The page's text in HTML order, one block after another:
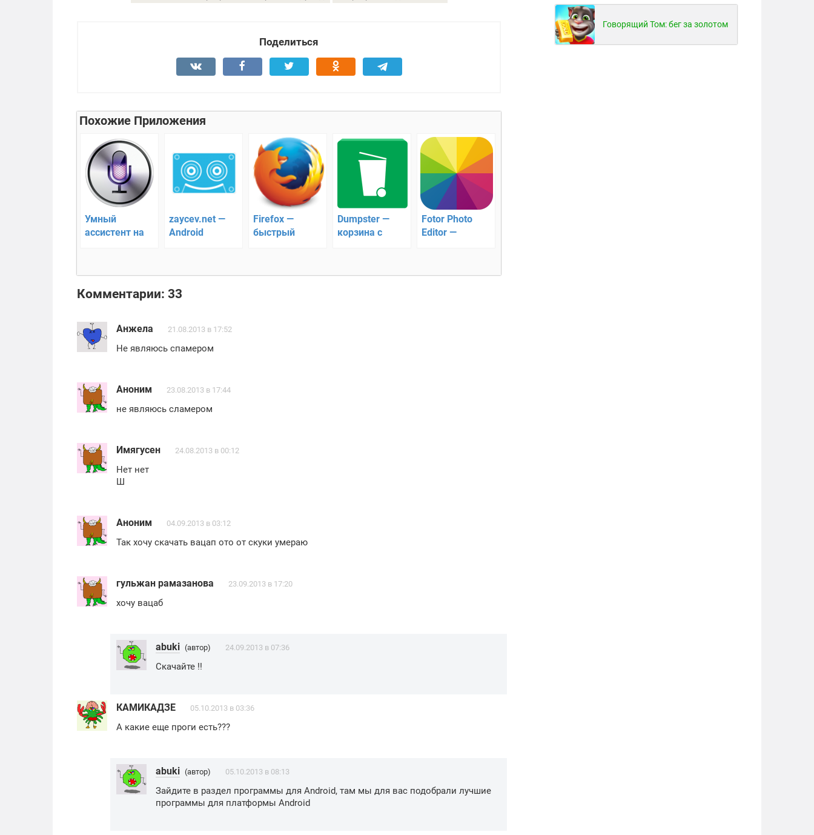
Поделиться
Похожие Приложения
Умный
ассистент на
zaycev.net —
Android
музыки
Firefox —
быстрый
Dumpster —
корзина с
Android
Fotor Photo
Editor —
Комментарии: 33
Анжела 21.08.2013 в 17:52
Не являюсь спамером
Аноним 23.08.2013 в 17:44
не являюсь сламером
Имягусен 24.08.2013 в 00:12
Нет нет
Ш
Аноним 04.09.2013 в 03:12
Так хочу скачать вацап ото от скуки умераю
гульжан рамазанова 23.09.2013 в 17:20
хочу вацаб
abuki (автор) 24.09.2013 в 07:36
Скачайте !!
КАМИКАДЗЕ 05.10.2013 в 03:36
А какие еще проги есть???
abuki (автор) 05.10.2013 в 08:13
Зайдите в раздел программы для Android, там мы для вас подобрали лучшие
программы для платформы Android
Говорящий Том: бег за золотом